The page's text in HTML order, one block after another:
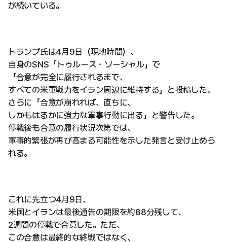
が続いている。
トランプ氏は4月9日（現地時間）、
自身のSNS「トゥルース・ソーシャル」で
「合意が完全に履行されるまで、
すべての米軍戦力をイラン周辺に維持する」と投稿した。
さらに「合意が崩れれば、直ちに、
しかもはるかに強力な軍事行動に出る」と警告した。
停戦後も合意の履行状況次第では、
軍事的緊張が再び高まる可能性を示した発言と受け止めら
れる。
これに先立つ4月9日、
米国とイランは最後通告の期限を約88分残して、
2週間の停戦で合意した。ただ、
この合意は最終的な終戦ではなく、